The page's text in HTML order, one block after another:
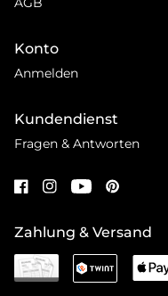
Konto
Anmelden
Kundendienst
Fragen & Antworten
Zahlung & Versand